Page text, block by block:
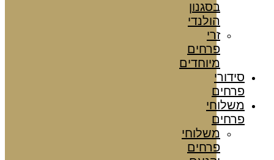
בסגנון
הולנדי
זרי
פרחים
מיוחדים
סידורי
פרחים
משלוחי
פרחים
משלוחי
פרחים